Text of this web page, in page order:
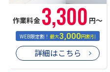
作業料金 3,300 円〜
WEB限定割！最大3,000円割引
詳細はこちら